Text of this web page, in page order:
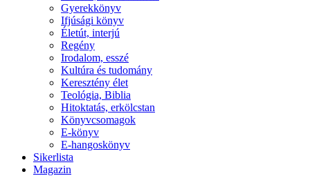
Gyerekkönyv
Ifjúsági könyv
Életút, interjú
Regény
Irodalom, esszé
Kultúra és tudomány
Keresztény élet
Teológia, Biblia
Hitoktatás, erkölcstan
Könyvcsomagok
E-könyv
E-hangoskönyv
Sikerlista
Magazin